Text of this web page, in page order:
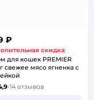
₽
скидка
для кошек PREMIER
свежее мясо ягненка с
14 отзывов